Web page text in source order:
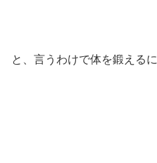
と、言うわけで体を鍛える